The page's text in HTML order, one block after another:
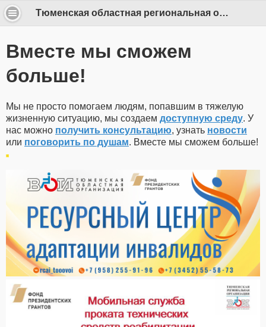
Тюменская областная региональная организация ООО «Всероссийское общество инвалидов»
Вместе мы сможем
больше!
Мы не просто помогаем людям, попавшим в тяжелую
жизненную ситуацию, мы создаем доступную среду. У
нас можно получить консультацию, узнать новости
или поговорить по душам. Вместе мы сможем больше!